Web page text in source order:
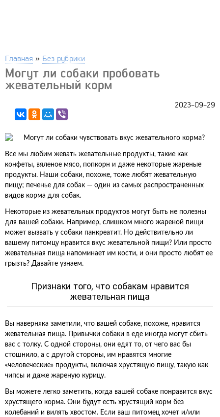
Главная » Без рубрики
Могут ли собаки пробовать
жевательный корм
2023-09-29
Все мы любим жевать жевательные продукты, такие как
конфеты, вяленое мясо, попкорн и даже некоторые жареные
продукты. Наши собаки, похоже, тоже любят жевательную
пищу; печенье для собак — один из самых распространенных
видов корма для собак.
Некоторые из жевательных продуктов могут быть не полезны
для вашей собаки. Например, слишком много жареной пищи
может вызвать у собаки панкреатит. Но действительно ли
вашему питомцу нравится вкус жевательной пищи? Или просто
жевательная пища напоминает им кости, и они просто любят ее
грызть? Давайте узнаем.
Признаки того, что собакам нравится
жевательная пища
Вы наверняка заметили, что вашей собаке, похоже, нравится
жевательная пища. Привычки собаки в еде иногда могут сбить
вас с толку. С одной стороны, они едят то, от чего вас бы
стошнило, а с другой стороны, им нравятся многие
«человеческие» продукты, включая хрустящую пищу, такую как
чипсы и даже жареную курицу.
Вы можете легко заметить, когда вашей собаке понравится вкус
хрустящего корма. Они будут есть хрустящий корм без
колебаний и вилять хвостом. Если ваш питомец хочет и/или